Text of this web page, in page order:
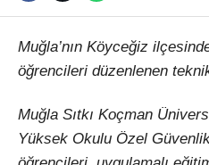
Muğla’nın Köyceğiz
öğrencileri düzenlenen
Muğla Sıtkı Koçman
Yüksek Okulu Özel